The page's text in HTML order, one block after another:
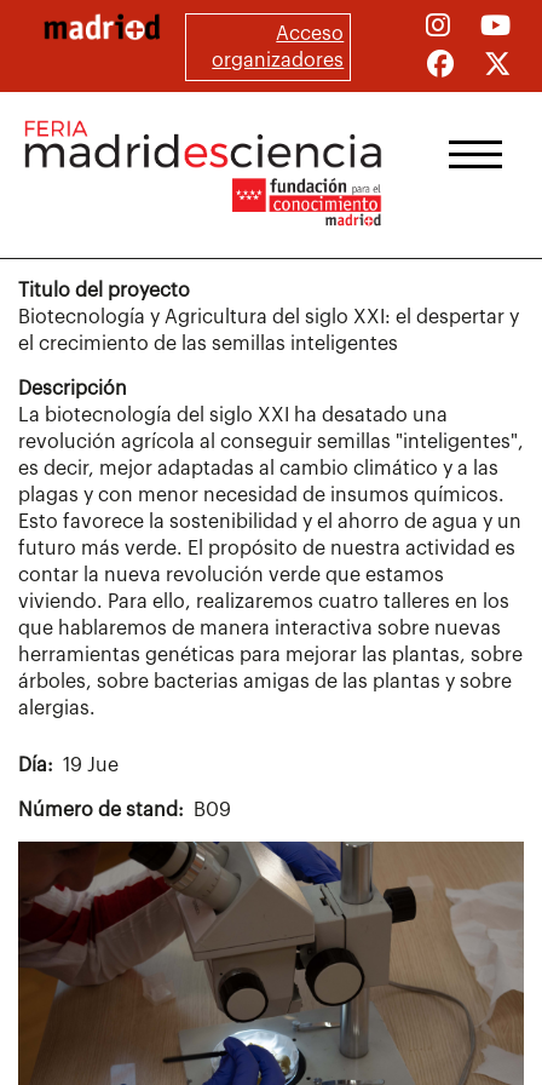
principal
Acceso
organizadores
Titulo del proyecto
Biotecnología y Agricultura del siglo XXI: el despertar y
el crecimiento de las semillas inteligentes
Descripción
La biotecnología del siglo XXI ha desatado una
revolución agrícola al conseguir semillas "inteligentes",
es decir, mejor adaptadas al cambio climático y a las
plagas y con menor necesidad de insumos químicos.
Esto favorece la sostenibilidad y el ahorro de agua y un
futuro más verde. El propósito de nuestra actividad es
contar la nueva revolución verde que estamos
viviendo. Para ello, realizaremos cuatro talleres en los
que hablaremos de manera interactiva sobre nuevas
herramientas genéticas para mejorar las plantas, sobre
árboles, sobre bacterias amigas de las plantas y sobre
alergias.
Día 19 Jue
Número de stand B09